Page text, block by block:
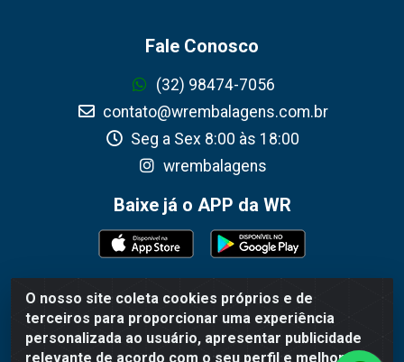
O nosso site coleta cookies próprios e de
terceiros para proporcionar uma experiência
personalizada ao usuário, apresentar publicidade
relevante de acordo com o seu perfil e melhorar a
Fale Conosco
(32) 98474-7056
contato@wrembalagens.com.br
Seg a Sex 8:00 às 18:00
wrembalagens
Baixe já o APP da WR
WR Embalagens - R. Cel. Teodoro Gomes de Araújo, 1360 -
Grogotó - Barbacena / MG - CEP 36202-628 - CNPJ
02.692.206/0001-55